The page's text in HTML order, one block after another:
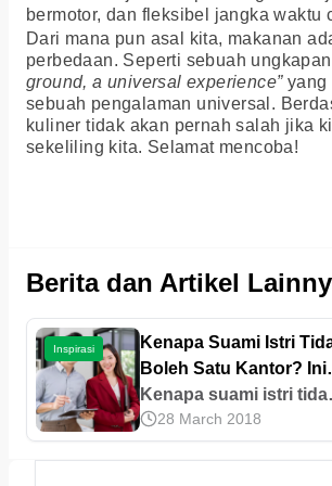
bermotor, dan fleksibel jangka
Dari mana pun asal kita, makanan
perbedaan. Seperti sebuah
ground, a universal experience”yang
sebuah pengalaman universal.
kuliner tidak akan pernah salah jika
sekeliling kita. Selamat mencoba!
Berita dan Artikel
Inspirasi
Kenapa Suami Istri
Boleh Satu Kantor? Ini
Alasannya
Kenapa suami istri
boleh satu kantor?
Karena berkaitan
28 March 2018